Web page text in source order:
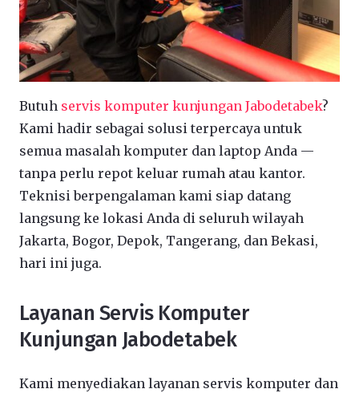
Butuh servis komputer kunjungan Jabodetabek?
Kami hadir sebagai solusi terpercaya untuk
semua masalah komputer dan laptop Anda —
tanpa perlu repot keluar rumah atau kantor.
Teknisi berpengalaman kami siap datang
langsung ke lokasi Anda di seluruh wilayah
Jakarta, Bogor, Depok, Tangerang, dan Bekasi,
hari ini juga.
Layanan Servis Komputer
Kunjungan Jabodetabek
Kami menyediakan layanan servis komputer dan